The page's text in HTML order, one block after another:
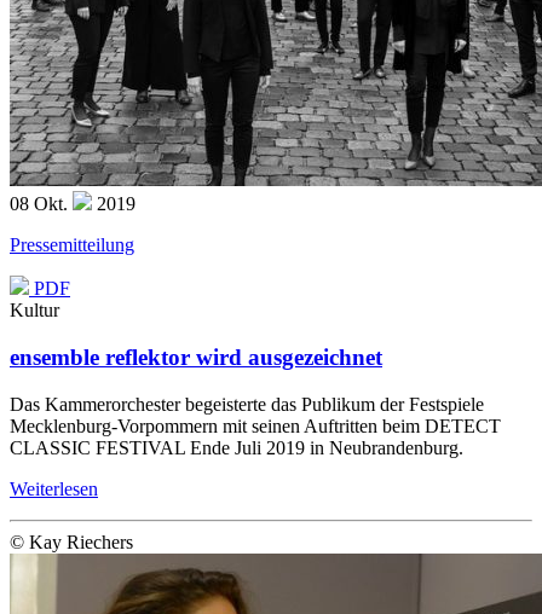
08 Okt.
2019
Pressemitteilung
PDF
Kultur
ensemble reflektor wird ausgezeichnet
Das Kammerorchester begeisterte das Publikum der Festspiele
Mecklenburg-Vorpommern mit seinen Auftritten beim DETECT
CLASSIC FESTIVAL Ende Juli 2019 in Neu­brandenburg.
Weiterlesen
© Kay Riechers